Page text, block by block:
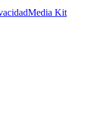
Media Kit